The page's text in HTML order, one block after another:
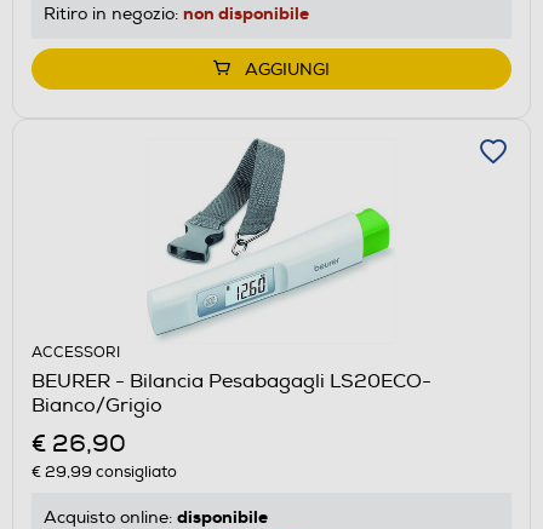
Ritiro in negozio: non disponibile
AGGIUNGI
ACCESSORI
BEURER - Bilancia Pesabagagli LS20ECO-
Bianco/Grigio
€ 26,90
€ 29,99 consigliato
Acquisto online: disponibile